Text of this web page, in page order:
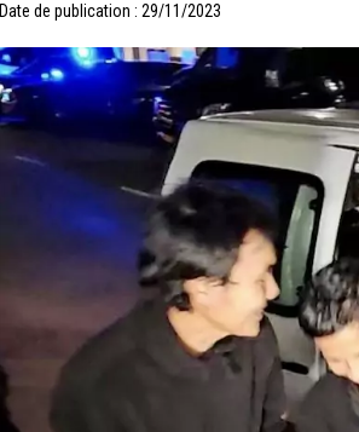
Date de publication : 29/11/2023